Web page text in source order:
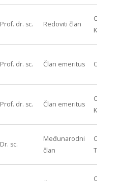
Prof. dr. sc. Redoviti član
ODJEL
Prof. dr. sc. Član emeritus ODJEL
Prof. dr. sc. Član emeritus
ODJEL
Dr. sc.
Međunarodni
član
ODJEL
ODJEL